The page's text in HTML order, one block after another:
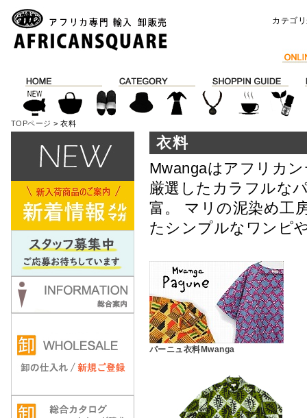
カテゴ
TOPページ > 衣料
衣料
Mwangaはアフリカ
厳選したカラフルな
富。 マリの泥染め工
たシンプルなワンピ
パーニュ衣料Mwanga